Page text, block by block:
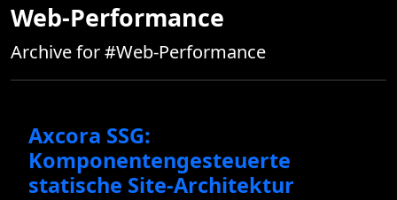
Web-Performance
Archive for #Web-Performance
Axcora SSG:
Komponentengesteuerte
statische Site-Architektur